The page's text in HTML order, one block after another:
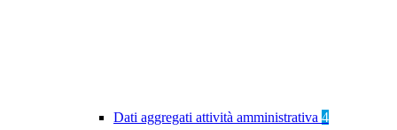
Dati aggregati attività amministrativa 4